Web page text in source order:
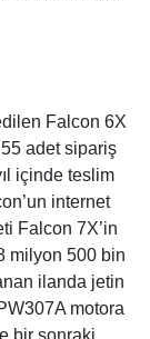
Falcon 6X
adet sipariş
içinde teslim
internet
Falcon 7X’in
milyon 500 bin
ilanda jetin
motora
bir sonraki